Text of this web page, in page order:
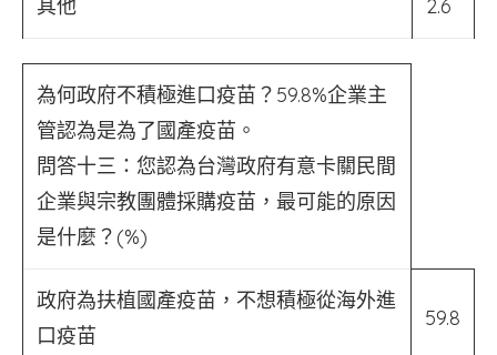
其他 2.6
為何政府不積極進口疫苗？59.8%企業主
管認為是為了國產疫苗。
問答十三：您認為台灣政府有意卡關民間
企業與宗教團體採購疫苗，最可能的原因
是什麼？(%)
政府為扶植國產疫苗，不想積極從海外進
口疫苗
59.8